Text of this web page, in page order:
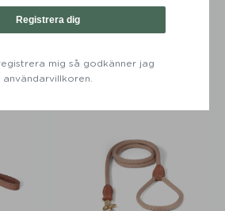
Hundhalsband Torekov
Från:499
Registrera dig
mig så godkänner jag
användarvillkoren.